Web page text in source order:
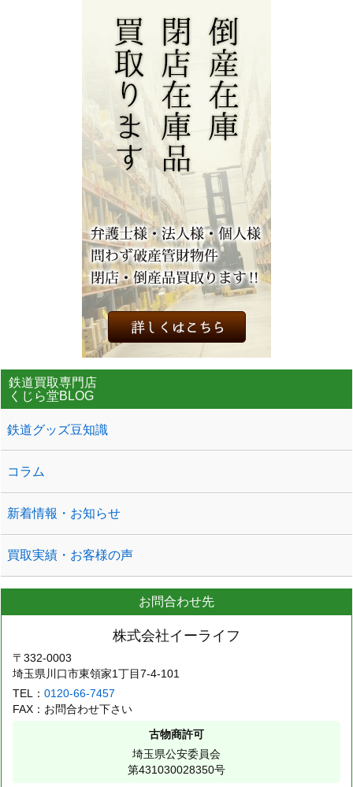
鉄道買取専門店
くじら堂BLOG
鉄道グッズ豆知識
コラム
新着情報・お知らせ
買取実績・お客様の声
お問合わせ先
株式会社イーライフ
〒332-0003
埼玉県川口市東領家1丁目7-4-101
TEL：0120-66-7457
FAX：お問合わせ下さい
古物商許可
埼玉県公安委員会
第431030028350号